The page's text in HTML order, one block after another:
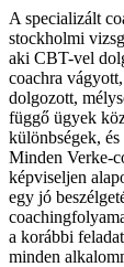
A specializált
stockholmi
aki CBT-vel
coachra
dolgozott,
függő ügyek
különbségek,
Minden Verke-
képviseljen
egy jó
a korábbi
minden